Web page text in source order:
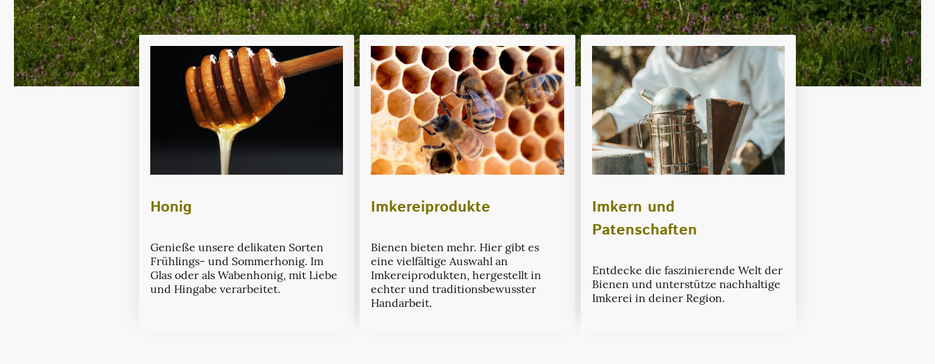
Honig
Genieße unsere delikaten Sorten
Frühlings- und Sommerhonig. Im
Glas oder als Wabenhonig, mit Liebe
und Hingabe verarbeitet.
Imkereiprodukte
Bienen bieten mehr. Hier gibt es
eine vielfältige Auswahl an
Imkereiprodukten, hergestellt in
echter und traditionsbewusster
Handarbeit.
Imkern und
Patenschaften
Entdecke die faszinierende Welt der
Bienen und unterstütze nachhaltige
Imkerei in deiner Region.